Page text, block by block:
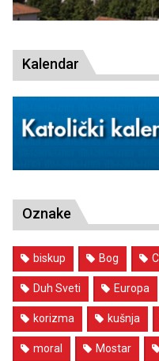
Kalendar
Oznake
biskup Bog
Duh Sveti Europa
korizma kušnja
moral Mostar